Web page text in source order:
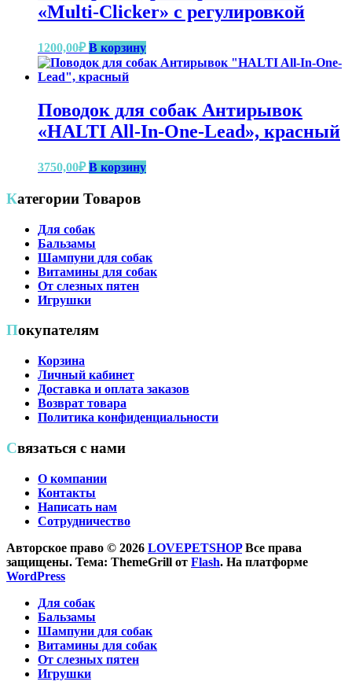
«Multi-Clicker» с регулировкой
1200,00₽ В корзину
Поводок для собак Антирывок
«HALTI All-In-One-Lead», красный
3750,00₽ В корзину
Категории Товаров
Для собак
Бальзамы
Шампуни для собак
Витамины для собак
От слезных пятен
Игрушки
Покупателям
Корзина
Личный кабинет
Доставка и оплата заказов
Возврат товара
Политика конфиденциальности
Связаться с нами
О компании
Контакты
Написать нам
Сотрудничество
Авторское право © 2026 LOVEPETSHOPВсе права
защищены. Тема: ThemeGrill от Flash. На платформе
WordPress
Для собак
Бальзамы
Шампуни для собак
Витамины для собак
От слезных пятен
Игрушки